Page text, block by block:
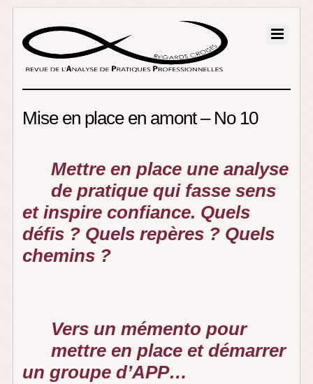
Mise en place en amont – No 10
Mettre en place une analyse
de pratique qui fasse sens
et inspire confiance. Quels
défis ? Quels repères ? Quels
chemins ?
Vers un mémento pour
mettre en place et démarrer
un groupe d’APP…